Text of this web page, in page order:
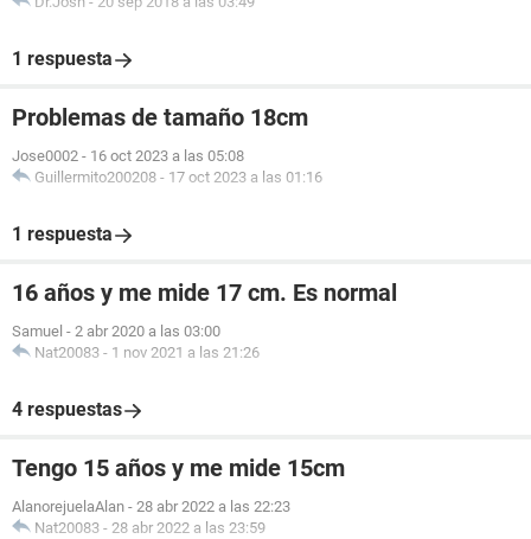
1 respuesta
Problemas de tamaño 18cm
Jose0002 - 16 oct 2023 a las 05:08
Guillermito200208 - 17 oct 2023 a las 01:16
1 respuesta
16 años y me mide 17 cm. Es normal
Samuel - 2 abr 2020 a las 03:00
Nat20083 - 1 nov 2021 a las 21:26
4 respuestas
Tengo 15 años y me mide 15cm
AlanorejuelaAlan - 28 abr 2022 a las 22:23
Nat20083 - 28 abr 2022 a las 23:59